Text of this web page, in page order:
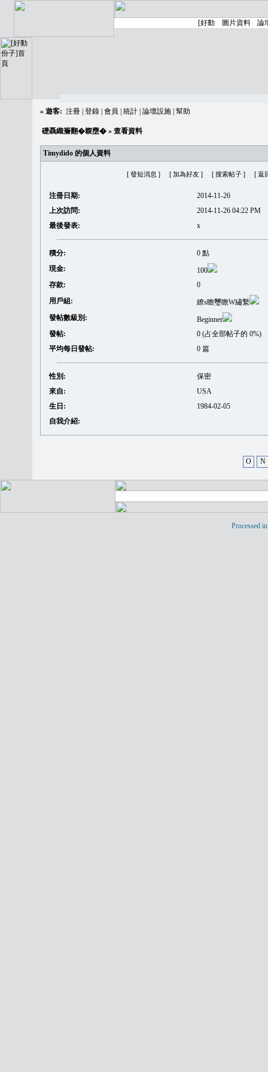
» 遊客: 注冊 登錄 會員 統計 論壇設施 幫助
礎聶織簷翻�䪖壅� » 查看資料
Timydido 的個人資料
[ 發短消息 ] [ 加為好友 ] [ 搜索帖子 ] [ 返
注冊日期:
2014-11-26
上次訪問:
2014-11-26 04:22 PM
最後發表:
x
積分:
0 點
現金:
100
存款:
0
用戶組:
繚s瞻璽瞻W繡繫
發帖數級別:
Beginner
發帖:
0 (占全部帖子的 0%)
平均每日發帖:
0 篇
性別:
保密
來自:
USA
生日:
1984-02-05
自我介紹:
O N
Processed